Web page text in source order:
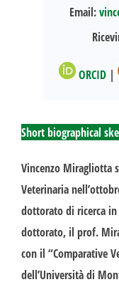
Email:
ORCID |
Short biographical
Vincenzo Miragliotta
Veterinaria
dottorato di ricerca in
dottorato, il prof.
con il “Comparative
dell’Università di